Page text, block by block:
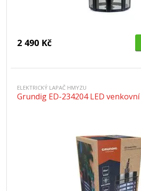
2 490 Kč
ELEKTRICKÝ LAPAČ HMYZU
Grundig ED-234204 LED venkovní